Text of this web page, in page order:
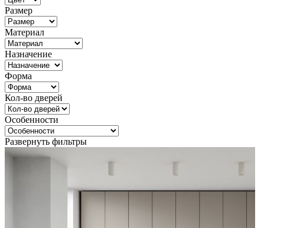
Размер
Материал
Назначение
Форма
Кол-во дверей
Особенности
Развернуть фильтры